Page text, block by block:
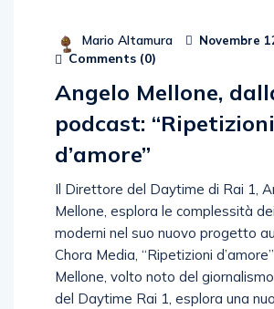
Mario Altamura Novembre
Comments (0)
Angelo Mellone,
podcast: “Ripetizioni
d’amore”
Il Direttore del Daytime di Rai 1,
Mellone, esplora le complessità
moderni nel suo nuovo progetto
Chora Media, “Ripetizioni
Mellone, volto noto del
del Daytime Rai 1, esplora una